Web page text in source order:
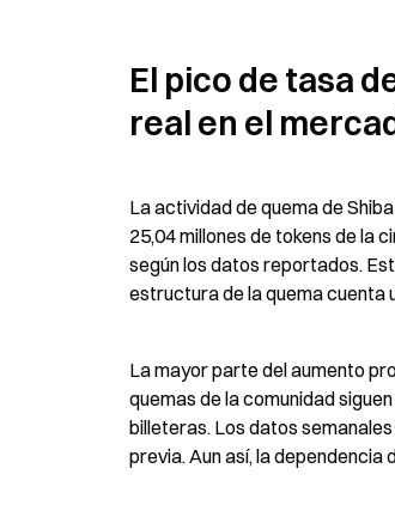
El pico de tasa
real en el
La actividad de quema de
25,04 millones de tokens de la
según los datos reportados.
estructura de la quema cuenta
La mayor parte del aumento
quemas de la comunidad
billeteras. Los datos
previa. Aun así, la